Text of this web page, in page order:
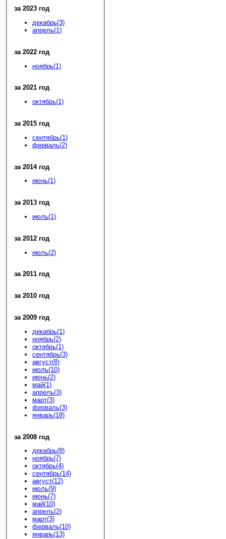
за 2023 год
декабрь(3)
апрель(1)
за 2022 год
ноябрь(1)
за 2021 год
октябрь(1)
за 2015 год
сентябрь(1)
ферваль(2)
за 2014 год
июнь(1)
за 2013 год
июль(1)
за 2012 год
июль(2)
за 2011 год
за 2010 год
за 2009 год
декабрь(1)
ноябрь(2)
октябрь(1)
сентябрь(3)
август(8)
июль(10)
июнь(2)
май(1)
апрель(3)
март(3)
ферваль(3)
январь(18)
за 2008 год
декабрь(8)
ноябрь(7)
октябрь(4)
сентябрь(14)
август(12)
июль(9)
июнь(7)
май(10)
апрель(2)
март(3)
ферваль(10)
январь(13)